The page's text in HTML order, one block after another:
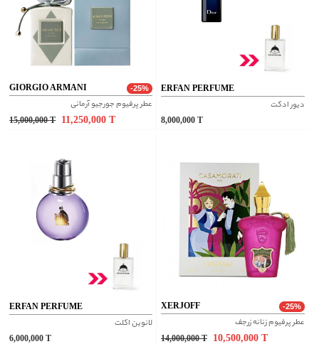
GIORGIO ARMANI -25%
عطر پرفیوم جورجیو آرمانی
15,000,000 T 11,250,000
ERFAN PERFUME
دیور ادکت
8,000,000
ERFAN PERFUME
لانوین اکلت
6,000,000
XERJOFF -25%
عطر پرفیوم زنانه زرجف
14,000,000 T 10,500,000